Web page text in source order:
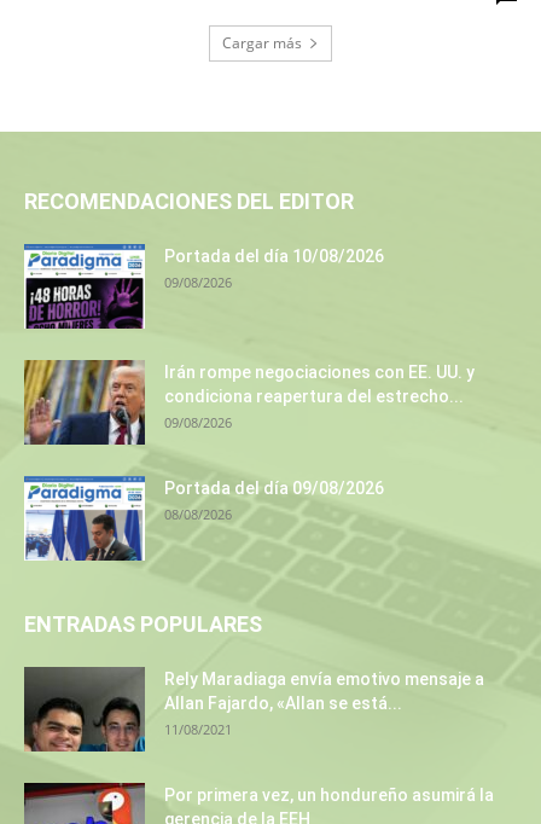
Cargar más
RECOMENDACIONES DEL EDITOR
Portada del día 10/08/2026
09/08/2026
Irán rompe negociaciones con EE. UU. y
condiciona reapertura del estrecho...
09/08/2026
Portada del día 09/08/2026
08/08/2026
ENTRADAS POPULARES
Rely Maradiaga envía emotivo mensaje a
Allan Fajardo, «Allan se está...
11/08/2021
Por primera vez, un hondureño asumirá la
gerencia de la EEH